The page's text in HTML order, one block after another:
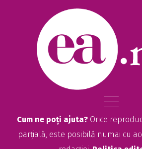
Cum ne poți ajuta? Orice
parțială, este posibilă numai cu